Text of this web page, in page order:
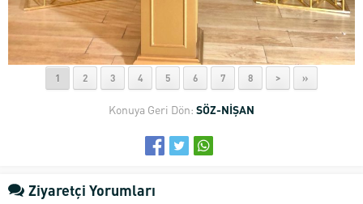
1 2 3 4 5 6 7 8 > »
Konuya Geri Dön: SÖZ-NİŞAN
Ziyaretçi Yorumları